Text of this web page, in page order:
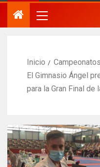
Inicio
Campeonatos
El Gimnasio Ángel
para la Gran Final de